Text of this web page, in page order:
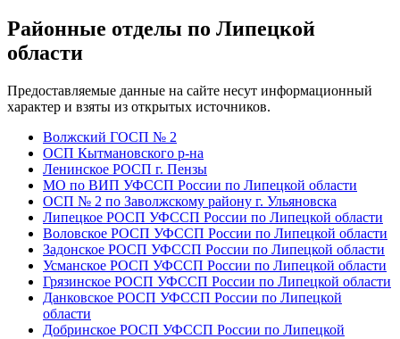
Районные отделы по Липецкой
области
Предоставляемые данные на сайте несут информационный
характер и взяты из открытых источников.
Волжский ГОСП № 2
ОСП Кытмановского р-на
Ленинское РОСП г. Пензы
МО по ВИП УФССП России по Липецкой области
ОСП № 2 по Заволжскому району г. Ульяновска
Липецкое РОСП УФССП России по Липецкой области
Воловское РОСП УФССП России по Липецкой области
Задонское РОСП УФССП России по Липецкой области
Усманское РОСП УФССП России по Липецкой области
Грязинское РОСП УФССП России по Липецкой области
Данковское РОСП УФССП России по Липецкой
области
Добринское РОСП УФССП России по Липецкой